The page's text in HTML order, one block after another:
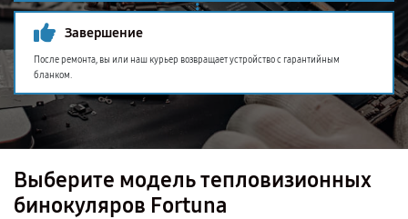
Завершение
После ремонта, вы или наш курьер возвращает устройство с гарантийным
бланком.
Выберите модель тепловизионных
бинокуляров Fortuna